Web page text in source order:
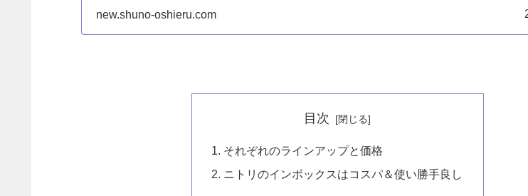
の一言で片づけられないほど美しくなりました！
new.shuno-oshieru.com
目次
それぞれのラインアップと価格
ニトリのインボックスはコスパ＆使い勝手良し